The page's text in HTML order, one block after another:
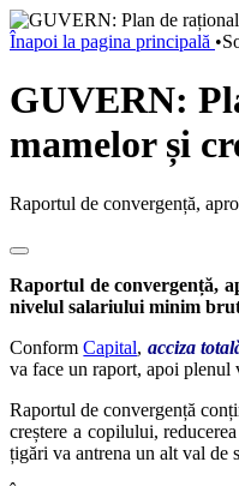
Înapoi la pagina principală •
GUVERN:
mamelor și
Raportul de convergență,
Raportul de convergență,
nivelul salariului minim
ConformCapital, acciza
va face un raport, apoi plenul
Raportul de convergență
creștere a copilului,
țigări va antrena un alt val de